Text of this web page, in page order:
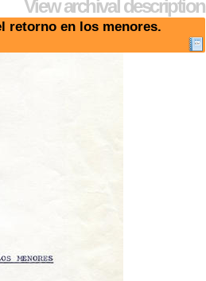
View archival description
retorno en los menores.